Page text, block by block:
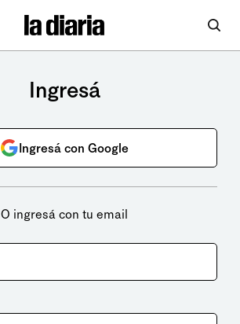
Ingresá
Ingresá con Google
O ingresá con tu email